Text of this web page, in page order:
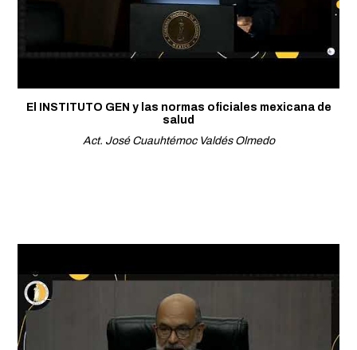
El INSTITUTO GEN y las normas oficiales mexicana de
salud
Act. José Cuauhtémoc Valdés Olmedo